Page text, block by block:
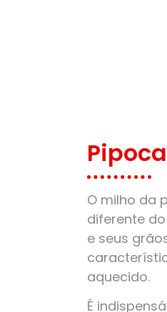
Pipoca
O milho da
diferente
e seus
aquecido.
É